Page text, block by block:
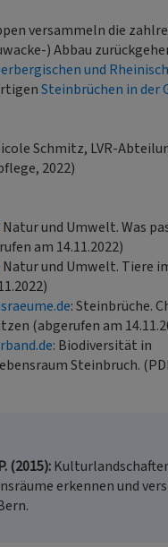
versammeln die
) Abbau
und
Steinbrüchen in der
Schmitz, LVR-
2022)
Natur und Umwelt. Was
am 14.11.2022)
Natur und Umwelt. Tiere
: Steinbrüche.
(abgerufen am
: Biodiversität in
Steinbruch.
(2015)
erkennen und